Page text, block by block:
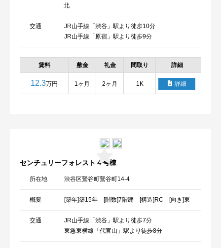
北
交通
JR山手線「渋谷」駅より徒歩10分
JR山手線「原宿」駅より徒歩9分
賃料 敷金 礼金 間取り 詳細
12.3万円 1ヶ月 2ヶ月 1K 詳細
センチュリーフォレスト４号棟
所在地 渋谷区鶯谷町鶯谷町14-4
概要 [築年]築15年 [階数]7階建 [構造]RC [向き]東
交通
JR山手線「渋谷」駅より徒歩7分
東急東横線「代官山」駅より徒歩8分